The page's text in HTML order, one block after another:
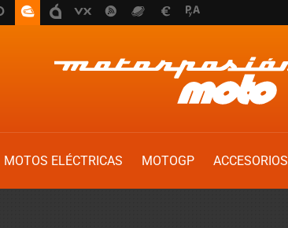
MOTOS ELÉCTRICAS MOTOGP ACCESORIOS